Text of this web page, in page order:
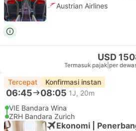
Austrian Airlines
USD
Termasuk pajak per
Tercepat Konfirmasi instan
06:45 08:05 1J, 20m
VIE Bandara Wina
ZRH Bandara Zurich
Ekonomi |